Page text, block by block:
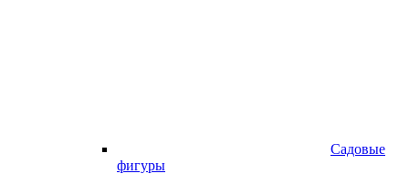
Садовые
фигуры